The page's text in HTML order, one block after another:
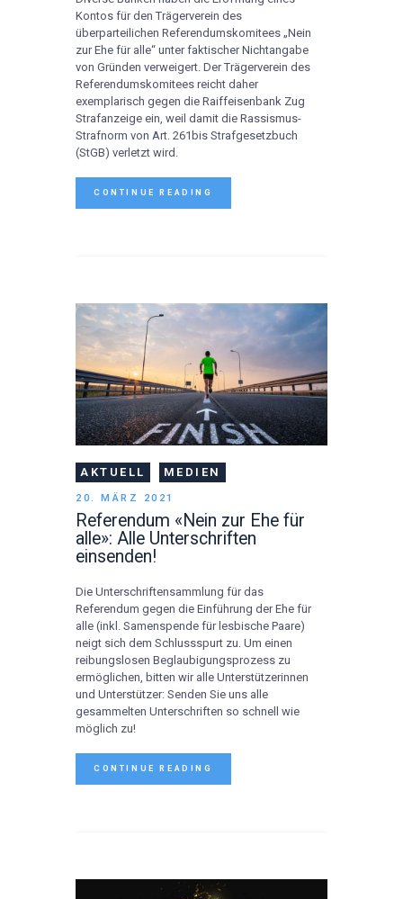
Kontos für den Trägerverein des
überparteilichen Referendumskomitees „Nein
zur Ehe für alle“ unter faktischer Nichtangabe
von Gründen verweigert. Der Trägerverein des
Referendumskomitees reicht daher
exemplarisch gegen die Raiffeisenbank Zug
Strafanzeige ein, weil damit die Rassismus-
Strafnorm von Art. 261bis Strafgesetzbuch
(StGB) verletzt wird.
CONTINUE READING
AKTUELL MEDIEN
20. MÄRZ 2021
Referendum «Nein zur Ehe für
alle»: Alle Unterschriften
einsenden!
Die Unterschriftensammlung für das
Referendum gegen die Einführung der Ehe für
alle (inkl. Samenspende für lesbische Paare)
neigt sich dem Schlussspurt zu. Um einen
reibungslosen Beglaubigungsprozess zu
ermöglichen, bitten wir alle Unterstützerinnen
und Unterstützer: Senden Sie uns alle
gesammelten Unterschriften so schnell wie
möglich zu!
CONTINUE READING